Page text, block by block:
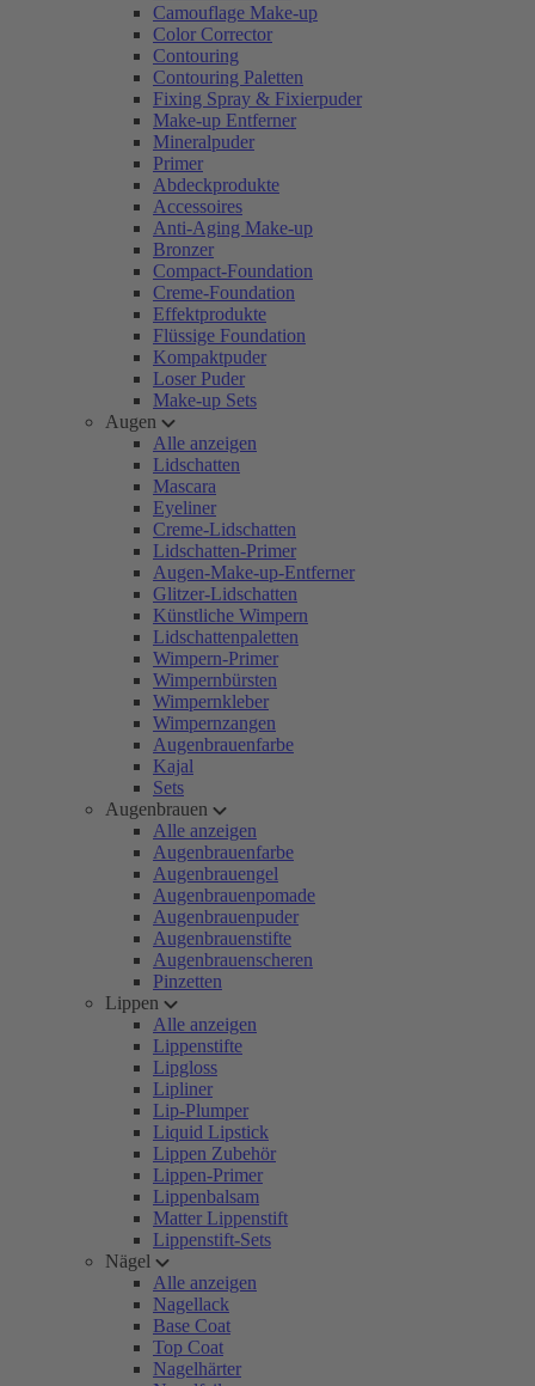
Camouflage Make-up
Color Corrector
Contouring
Contouring Paletten
Fixing Spray & Fixierpuder
Make-up Entferner
Mineralpuder
Primer
Abdeckprodukte
Accessoires
Anti-Aging Make-up
Bronzer
Compact-Foundation
Creme-Foundation
Effektprodukte
Flüssige Foundation
Kompaktpuder
Loser Puder
Make-up Sets
Augen
Alle anzeigen
Lidschatten
Mascara
Eyeliner
Creme-Lidschatten
Lidschatten-Primer
Augen-Make-up-Entferner
Glitzer-Lidschatten
Künstliche Wimpern
Lidschattenpaletten
Wimpern-Primer
Wimpernbürsten
Wimpernkleber
Wimpernzangen
Augenbrauenfarbe
Kajal
Sets
Augenbrauen
Alle anzeigen
Augenbrauenfarbe
Augenbrauengel
Augenbrauenpomade
Augenbrauenpuder
Augenbrauenstifte
Augenbrauenscheren
Pinzetten
Lippen
Alle anzeigen
Lippenstifte
Lipgloss
Lipliner
Lip-Plumper
Liquid Lipstick
Lippen Zubehör
Lippen-Primer
Lippenbalsam
Matter Lippenstift
Lippenstift-Sets
Nägel
Alle anzeigen
Nagellack
Base Coat
Top Coat
Nagelhärter